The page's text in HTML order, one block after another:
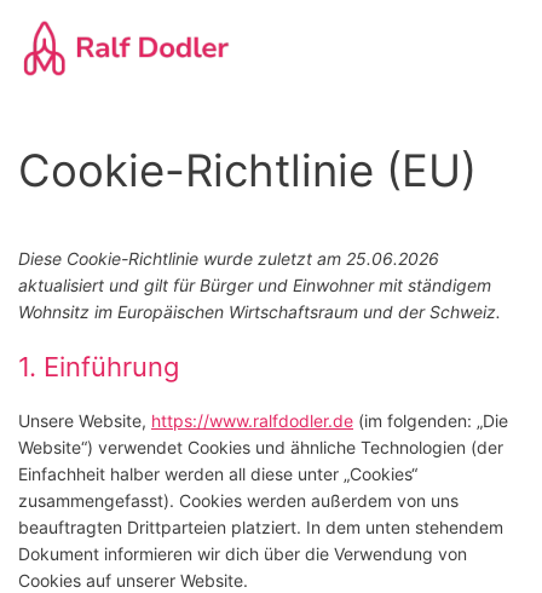
Zum Hauptinhalt springen
Cookie-Richtlinie (EU)
Diese Cookie-Richtlinie wurde zuletzt am 25.06.2026
aktualisiert und gilt für Bürger und Einwohner mit ständigem
Wohnsitz im Europäischen Wirtschaftsraum und der Schweiz.
1. Einführung
Unsere Website, https://www.ralfdodler.de (im folgenden: „Die
Website“) verwendet Cookies und ähnliche Technologien (der
Einfachheit halber werden all diese unter „Cookies“
zusammengefasst). Cookies werden außerdem von uns
beauftragten Drittparteien platziert. In dem unten stehendem
Dokument informieren wir dich über die Verwendung von
Cookies auf unserer Website.